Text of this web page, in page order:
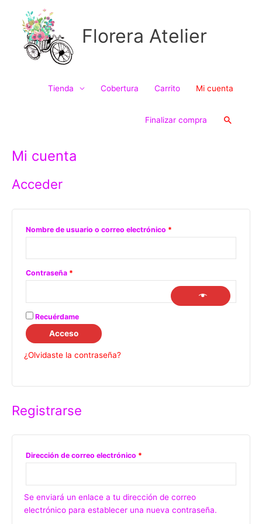
contenido
Florera Atelier
Tienda Cobertura Carrito Mi cuenta
Finalizar compra Buscar
Mi cuenta
Acceder
Nombre de usuario o correo electrónico *
Contraseña *
Recuérdame
Acceso
¿Olvidaste la contraseña?
Registrarse
Dirección de correo electrónico *
Se enviará un enlace a tu dirección de correo
electrónico para establecer una nueva contraseña.